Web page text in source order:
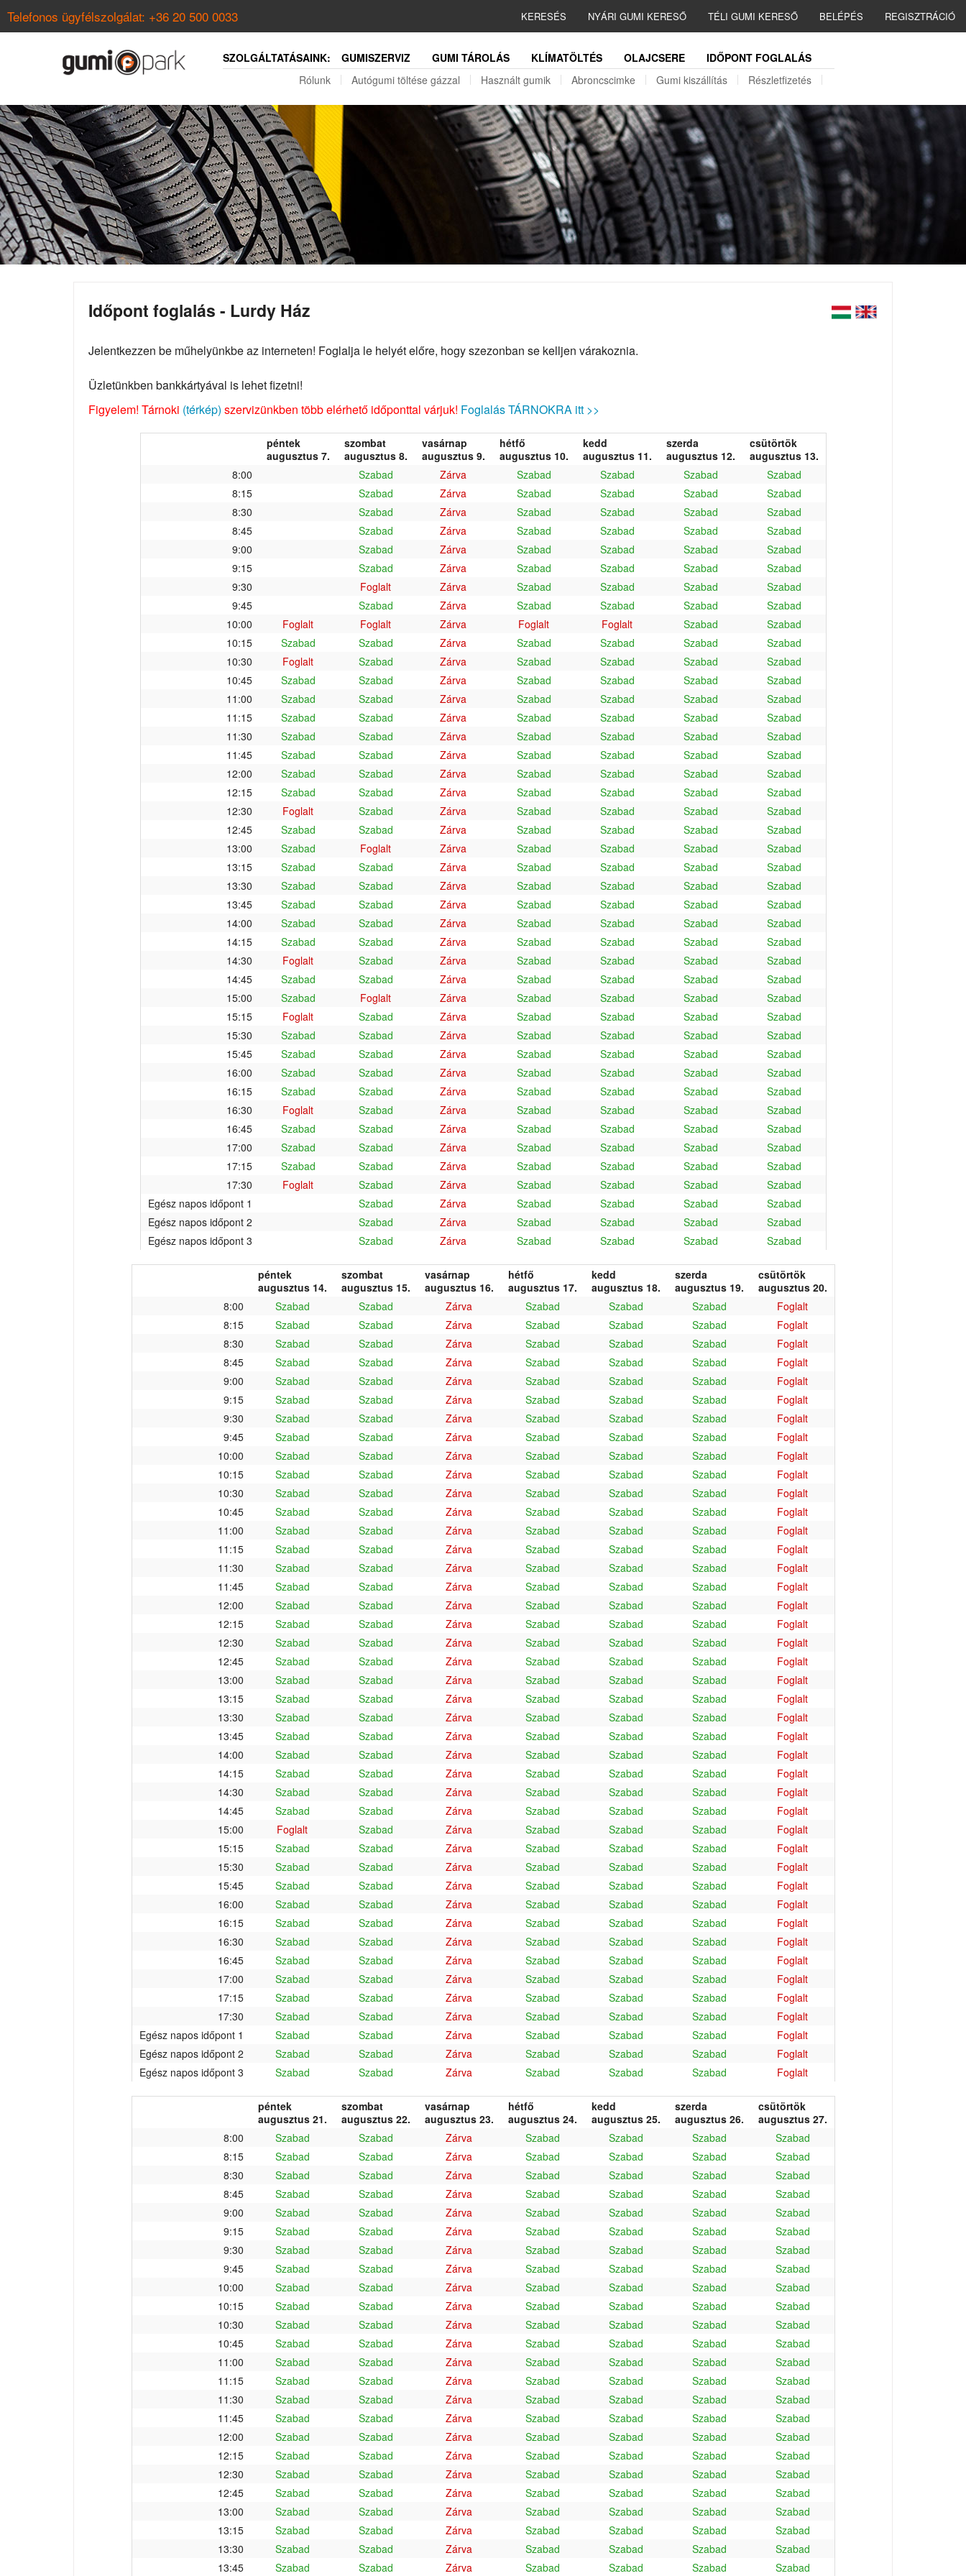
Telefonos ügyfélszolgálat: +36 20 500 0033 KERESÉS NYÁRI GUMI KERESŐ TÉLI GUMI KERESŐ BELÉPÉS REGISZTRÁCIÓ
SZOLGÁLTATÁSAINK: GUMISZERVIZ GUMI TÁROLÁS KLÍMATÖLTÉS OLAJCSERE
IDŐPONT FOGLALÁS
Rólunk
Autógumi töltése gázzal Használt gumik Abroncscimke Gumi kiszállítás Részletfizetés
Időpont foglalás - Lurdy Ház
Jelentkezzen be műhelyünkbe az interneten! Foglalja le helyét előre, hogy szezonban se kelljen várakoznia.
Üzletünkben bankkártyával is lehet fizetni!
Figyelem! Tárnoki (térkép) szervizünkben több elérhető időponttal várjuk! Foglalás TÁRNOKRA itt >>
péntek
augusztus 7.
szombat
augusztus 8.
vasárnap
augusztus 9.
hétfő
augusztus 10.
kedd
augusztus 11.
szerda
augusztus 12.
csütörtök
augusztus 13.
8:00
Szabad Zárva Szabad Szabad Szabad
Szabad
8:15
Szabad Zárva Szabad Szabad Szabad
Szabad
8:30
Szabad Zárva Szabad Szabad Szabad
Szabad
8:45
Szabad Zárva Szabad Szabad Szabad
Szabad
9:00
Szabad Zárva Szabad Szabad Szabad
Szabad
9:15
Szabad Zárva Szabad Szabad Szabad
Szabad
9:30
Foglalt Zárva Szabad Szabad Szabad
Szabad
9:45
Szabad Zárva Szabad Szabad Szabad
Szabad
10:00
Foglalt Foglalt Zárva Foglalt Foglalt Szabad
Szabad
10:15
Szabad Szabad Zárva Szabad Szabad Szabad
Szabad
10:30
Foglalt Szabad Zárva Szabad Szabad Szabad
Szabad
10:45
Szabad Szabad Zárva Szabad Szabad Szabad
Szabad
11:00
Szabad Szabad Zárva Szabad Szabad Szabad
Szabad
11:15
Szabad Szabad Zárva Szabad Szabad Szabad
Szabad
11:30
Szabad Szabad Zárva Szabad Szabad Szabad
Szabad
11:45
Szabad Szabad Zárva Szabad Szabad Szabad
Szabad
12:00
Szabad Szabad Zárva Szabad Szabad Szabad
Szabad
12:15
Szabad Szabad Zárva Szabad Szabad Szabad
Szabad
12:30
Foglalt Szabad Zárva Szabad Szabad Szabad
Szabad
12:45
Szabad Szabad Zárva Szabad Szabad Szabad
Szabad
13:00
Szabad Foglalt Zárva Szabad Szabad Szabad
Szabad
13:15
Szabad Szabad Zárva Szabad Szabad Szabad
Szabad
13:30
Szabad Szabad Zárva Szabad Szabad Szabad
Szabad
13:45
Szabad Szabad Zárva Szabad Szabad Szabad
Szabad
14:00
Szabad Szabad Zárva Szabad Szabad Szabad
Szabad
14:15
Szabad Szabad Zárva Szabad Szabad Szabad
Szabad
14:30
Foglalt Szabad Zárva Szabad Szabad Szabad
Szabad
14:45
Szabad Szabad Zárva Szabad Szabad Szabad
Szabad
15:00
Szabad Foglalt Zárva Szabad Szabad Szabad
Szabad
15:15
Foglalt Szabad Zárva Szabad Szabad Szabad
Szabad
15:30
Szabad Szabad Zárva Szabad Szabad Szabad
Szabad
15:45
Szabad Szabad Zárva Szabad Szabad Szabad
Szabad
16:00
Szabad Szabad Zárva Szabad Szabad Szabad
Szabad
16:15
Szabad Szabad Zárva Szabad Szabad Szabad
Szabad
16:30
Foglalt Szabad Zárva Szabad Szabad Szabad
Szabad
16:45
Szabad Szabad Zárva Szabad Szabad Szabad
Szabad
17:00
Szabad Szabad Zárva Szabad Szabad Szabad
Szabad
17:15
Szabad Szabad Zárva Szabad Szabad Szabad
Szabad
17:30
Foglalt Szabad Zárva Szabad Szabad Szabad
Szabad
Egész napos időpont 1
Szabad Zárva Szabad Szabad Szabad
Szabad
Egész napos időpont 2
Szabad Zárva Szabad Szabad Szabad
Szabad
Egész napos időpont 3
Szabad Zárva Szabad Szabad Szabad Szabad
péntek
augusztus 14.
szombat
augusztus 15.
vasárnap
augusztus 16.
hétfő
augusztus 17.
kedd
augusztus 18.
szerda
augusztus 19.
csütörtök
augusztus 20.
8:00
Szabad Szabad Zárva Szabad Szabad Szabad
Foglalt
8:15
Szabad Szabad Zárva Szabad Szabad Szabad
Foglalt
8:30
Szabad Szabad Zárva Szabad Szabad Szabad
Foglalt
8:45
Szabad Szabad Zárva Szabad Szabad Szabad
Foglalt
9:00
Szabad Szabad Zárva Szabad Szabad Szabad
Foglalt
9:15
Szabad Szabad Zárva Szabad Szabad Szabad
Foglalt
9:30
Szabad Szabad Zárva Szabad Szabad Szabad
Foglalt
9:45
Szabad Szabad Zárva Szabad Szabad Szabad
Foglalt
10:00
Szabad Szabad Zárva Szabad Szabad Szabad
Foglalt
10:15
Szabad Szabad Zárva Szabad Szabad Szabad
Foglalt
10:30
Szabad Szabad Zárva Szabad Szabad Szabad
Foglalt
10:45
Szabad Szabad Zárva Szabad Szabad Szabad
Foglalt
11:00
Szabad Szabad Zárva Szabad Szabad Szabad
Foglalt
11:15
Szabad Szabad Zárva Szabad Szabad Szabad
Foglalt
11:30
Szabad Szabad Zárva Szabad Szabad Szabad
Foglalt
11:45
Szabad Szabad Zárva Szabad Szabad Szabad
Foglalt
12:00
Szabad Szabad Zárva Szabad Szabad Szabad
Foglalt
12:15
Szabad Szabad Zárva Szabad Szabad Szabad
Foglalt
12:30
Szabad Szabad Zárva Szabad Szabad Szabad
Foglalt
12:45
Szabad Szabad Zárva Szabad Szabad Szabad
Foglalt
13:00
Szabad Szabad Zárva Szabad Szabad Szabad
Foglalt
13:15
Szabad Szabad Zárva Szabad Szabad Szabad
Foglalt
13:30
Szabad Szabad Zárva Szabad Szabad Szabad
Foglalt
13:45
Szabad Szabad Zárva Szabad Szabad Szabad
Foglalt
14:00
Szabad Szabad Zárva Szabad Szabad Szabad
Foglalt
14:15
Szabad Szabad Zárva Szabad Szabad Szabad
Foglalt
14:30
Szabad Szabad Zárva Szabad Szabad Szabad
Foglalt
14:45
Szabad Szabad Zárva Szabad Szabad Szabad
Foglalt
15:00
Foglalt Szabad Zárva Szabad Szabad Szabad
Foglalt
15:15
Szabad Szabad Zárva Szabad Szabad Szabad
Foglalt
15:30
Szabad Szabad Zárva Szabad Szabad Szabad
Foglalt
15:45
Szabad Szabad Zárva Szabad Szabad Szabad
Foglalt
16:00
Szabad Szabad Zárva Szabad Szabad Szabad
Foglalt
16:15
Szabad Szabad Zárva Szabad Szabad Szabad
Foglalt
16:30
Szabad Szabad Zárva Szabad Szabad Szabad
Foglalt
16:45
Szabad Szabad Zárva Szabad Szabad Szabad
Foglalt
17:00
Szabad Szabad Zárva Szabad Szabad Szabad
Foglalt
17:15
Szabad Szabad Zárva Szabad Szabad Szabad
Foglalt
17:30
Szabad Szabad Zárva Szabad Szabad Szabad
Foglalt
Egész napos időpont 1
Szabad Szabad Zárva Szabad Szabad Szabad
Foglalt
Egész napos időpont 2
Szabad Szabad Zárva Szabad Szabad Szabad
Foglalt
Egész napos időpont 3
Szabad Szabad Zárva Szabad Szabad Szabad Foglalt
péntek
augusztus 21.
szombat
augusztus 22.
vasárnap
augusztus 23.
hétfő
augusztus 24.
kedd
augusztus 25.
szerda
augusztus 26.
csütörtök
augusztus 27.
8:00
Szabad Szabad Zárva Szabad Szabad Szabad
Szabad
8:15
Szabad Szabad Zárva Szabad Szabad Szabad
Szabad
8:30
Szabad Szabad Zárva Szabad Szabad Szabad
Szabad
8:45
Szabad Szabad Zárva Szabad Szabad Szabad
Szabad
9:00
Szabad Szabad Zárva Szabad Szabad Szabad
Szabad
9:15
Szabad Szabad Zárva Szabad Szabad Szabad
Szabad
9:30
Szabad Szabad Zárva Szabad Szabad Szabad
Szabad
9:45
Szabad Szabad Zárva Szabad Szabad Szabad
Szabad
10:00
Szabad Szabad Zárva Szabad Szabad Szabad
Szabad
10:15
Szabad Szabad Zárva Szabad Szabad Szabad
Szabad
10:30
Szabad Szabad Zárva Szabad Szabad Szabad
Szabad
10:45
Szabad Szabad Zárva Szabad Szabad Szabad
Szabad
11:00
Szabad Szabad Zárva Szabad Szabad Szabad
Szabad
11:15
Szabad Szabad Zárva Szabad Szabad Szabad
Szabad
11:30
Szabad Szabad Zárva Szabad Szabad Szabad
Szabad
11:45
Szabad Szabad Zárva Szabad Szabad Szabad
Szabad
12:00
Szabad Szabad Zárva Szabad Szabad Szabad
Szabad
12:15
Szabad Szabad Zárva Szabad Szabad Szabad
Szabad
12:30
Szabad Szabad Zárva Szabad Szabad Szabad
Szabad
12:45
Szabad Szabad Zárva Szabad Szabad Szabad
Szabad
13:00
Szabad Szabad Zárva Szabad Szabad Szabad
Szabad
13:15
Szabad Szabad Zárva Szabad Szabad Szabad
Szabad
13:30
Szabad Szabad Zárva Szabad Szabad Szabad
Szabad
13:45
Szabad Szabad Zárva Szabad Szabad Szabad Szabad